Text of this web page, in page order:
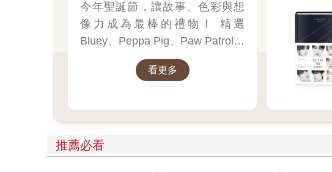
Wonderland
今年聖誕節，讓故事、色彩與想
像力成為最棒的禮物！ 精選
Bluey、Peppa Pig、Paw Patrol、
迪士尼、尋找威力等經典角色的
聖誕繪本與倒數日曆， 從閱讀、
一起倒數歡樂的 25 天。 打開每一
頁、每一扇小門，都是滿滿的驚
喜與節慶溫度， Read it, Play it,
Feel the Christmas Magic！ 即日
看更多
推薦必看